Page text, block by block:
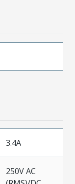
3.4A
250V AC